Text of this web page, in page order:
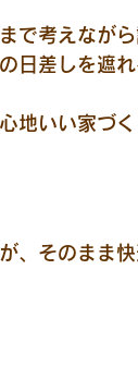
で考えながら
日差しを遮れ
地いい家づ
、そのまま